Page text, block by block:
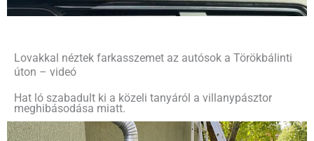
Lovakkal néztek farkasszemet az autósok a Törökbálinti
úton – videó
Hat ló szabadult ki a közeli tanyáról a villanypásztor
meghibásodása miatt.